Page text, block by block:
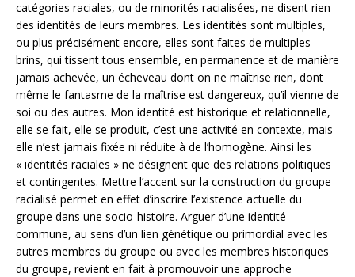
catégories raciales, ou de minorités racialisées, ne disent rien
des identités de leurs membres. Les identités sont multiples,
ou plus précisément encore, elles sont faites de multiples
brins, qui tissent tous ensemble, en permanence et de manière
jamais achevée, un écheveau dont on ne maîtrise rien, dont
même le fantasme de la maîtrise est dangereux, qu’il vienne de
soi ou des autres. Mon identité est historique et relationnelle,
elle se fait, elle se produit, c’est une activité en contexte, mais
elle n’est jamais fixée ni réduite à de l’homogène. Ainsi les
« identités raciales » ne désignent que des relations politiques
et contingentes. Mettre l’accent sur la construction du groupe
racialisé permet en effet d’inscrire l’existence actuelle du
groupe dans une socio-histoire. Arguer d’une identité
commune, au sens d’un lien génétique ou primordial avec les
autres membres du groupe ou avec les membres historiques
du groupe, revient en fait à promouvoir une approche